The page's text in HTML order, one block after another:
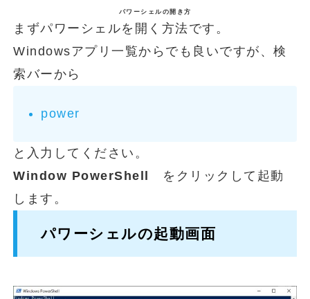
パワーシェルの開き方
まずパワーシェルを開く方法です。
Windowsアプリ一覧からでも良いですが、検
索バーから
power
と入力してください。
Window PowerShell
をクリックして起動
します。
パワーシェルの起動画面